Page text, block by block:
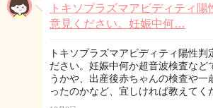
トキソプラズマアビディティ
意見ください。妊娠中何…
トキソプラズマアビディティ陽性判
ださい。妊娠中何か超音波検査など
うかや、出産後赤ちゃんの検査や一
ったのかなど、宜しければ教えてく